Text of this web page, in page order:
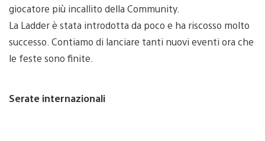
giocatore più incallito della Community.
La Ladder è stata introdotta da poco e ha riscosso molto
successo. Contiamo di lanciare tanti nuovi eventi ora che
le feste sono finite.
Serate internazionali